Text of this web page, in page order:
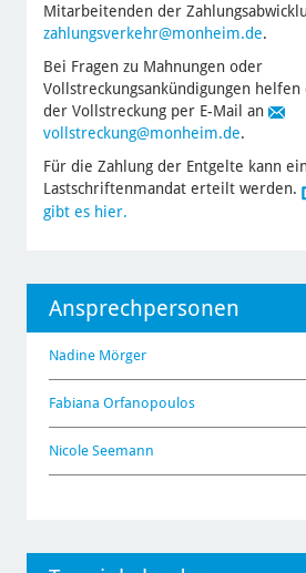
Mitarbeitenden der
zahlungsverkehr@monheim.de.
Bei Fragen zu Mahnungen oder
Vollstreckungsankündigungen
der Vollstreckung per E-Mail an
vollstreckung@monheim.de.
Für die Zahlung der Entgelte kann ein
Lastschriftenmandat erteilt werden.
gibt es hier.
Ansprechpersonen
Nadine Mörger
Fabiana Orfanopoulos
Nicole Seemann